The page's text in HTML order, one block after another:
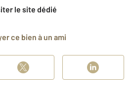
le site dédié
ce bien à un ami